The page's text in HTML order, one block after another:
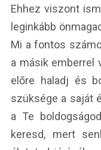
Ehhez viszont
leginkább
Mi a fontos
a másik emberrel
előre haladj és
szüksége a saját
a Te
keresd, mert